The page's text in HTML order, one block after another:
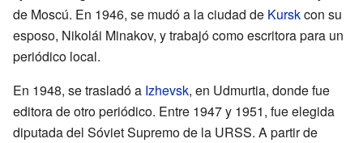
de Moscú. En 1946, se mudó a la ciudad de Kurskcon su
esposo, Nikolái Minakov, y trabajó como escritora para un
periódico local.
En 1948, se trasladó a Izhevsk, en Udmurtia, donde fue
editora de otro periódico. Entre 1947 y 1951, fue elegida
diputada del Sóviet Supremo de la URSS. A partir de